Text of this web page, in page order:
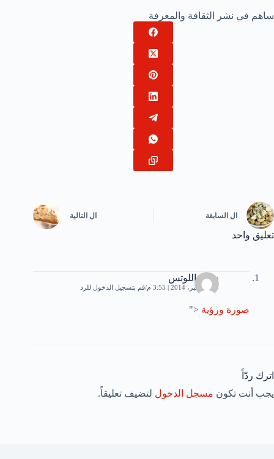
ساهم في نشر الثقافة والمعرفة
ال السابقة ال التالية
تعليق واحد
زهرة اللوتس
10 ديسمبر، 2014 | 3:55 م قم بتسجيل الدخول للرد
صورة ورؤية <"
اترك ردّاً
يجب أنت تكون مسجل الدخول لتضيف تعليقاً.